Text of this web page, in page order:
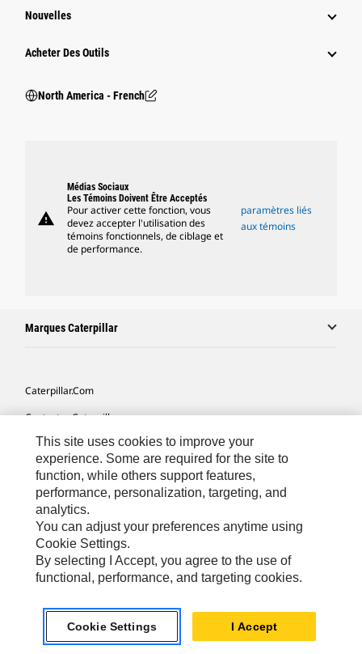
Nouvelles
Acheter Des Outils
North America - French
warning
Médias Sociaux
Les Témoins Doivent Être Acceptés
Pour activer cette fonction, vous
devez accepter l'utilisation des
témoins fonctionnels, de ciblage et
de performance.
paramètres liés
aux témoins
Marques Caterpillar
Caterpillar.com
Contacter Caterpillar
Mes Préférences Marketing
Plan Du Site
Cookie Settings
Légales
Confidentialité
North America - French© 2026 Caterpillar. Tous droits réservés.
This site uses cookies to improve your
experience. Some are required for the site to
function, while others support features,
performance, personalization, targeting, and
analytics.
You can adjust your preferences anytime using
Cookie Settings.
By selecting I Accept, you agree to the use of
functional, performance, and targeting cookies.
Cookie Settings I Accept